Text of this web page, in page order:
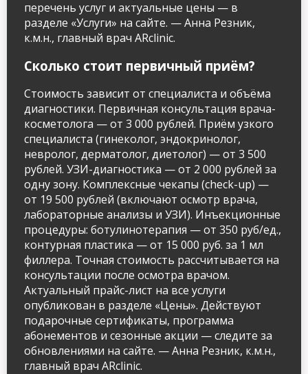
перечень услуг и актуальные цены — в
разделе «Услуги» на сайте. — Анна Резник,
к.м.н., главный врач ARclinic.
Сколько стоит первичный приём?
Стоимость зависит от специалиста и объёма
диагностики. Первичная консультация врача-
косметолога — от 3 000 рублей. Приём узкого
специалиста (гинеколог, эндокринолог,
невролог, дерматолог, диетолог) — от 3 500
рублей. УЗИ-диагностика — от 2 000 рублей за
одну зону. Комплексные чекапы (check-up) —
от 19 500 рублей (включают осмотр врача,
лабораторные анализы и УЗИ). Инъекционные
процедуры: ботулинотерапия — от 350 руб/ед.,
контурная пластика — от 15 000 руб. за 1 мл
филлера. Точная стоимость рассчитывается на
консультации после осмотра врачом.
Актуальный прайс-лист на все услуги
опубликован в разделе «Цены». Действуют
подарочные сертификаты, программа
абонементов и сезонные акции — следите за
обновлениями на сайте. — Анна Резник, к.м.н.,
главный врач ARclinic.